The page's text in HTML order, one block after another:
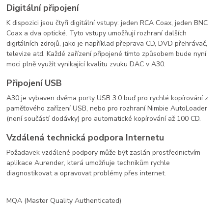
Digitální připojení
K dispozici jsou čtyři digitální vstupy: jeden RCA Coax, jeden BNC
Coax a dva optické. Tyto vstupy umožňují rozhraní dalších
digitálních zdrojů, jako je například přeprava CD, DVD přehrávač,
televize atd. Každé zařízení připojené tímto způsobem bude nyní
moci plně využít vynikající kvalitu zvuku DAC v A30.
Připojení USB
A30 je vybaven dvěma porty USB 3.0 buď pro rychlé kopírování z
paměťového zařízení USB, nebo pro rozhraní Nimbie AutoLoader
(není součástí dodávky) pro automatické kopírování až 100 CD.
Vzdálená technická podpora Internetu
Požadavek vzdálené podpory může být zaslán prostřednictvím
aplikace Aurender, která umožňuje technikům rychle
diagnostikovat a opravovat problémy přes internet.
MQA (Master Quality Authenticated)